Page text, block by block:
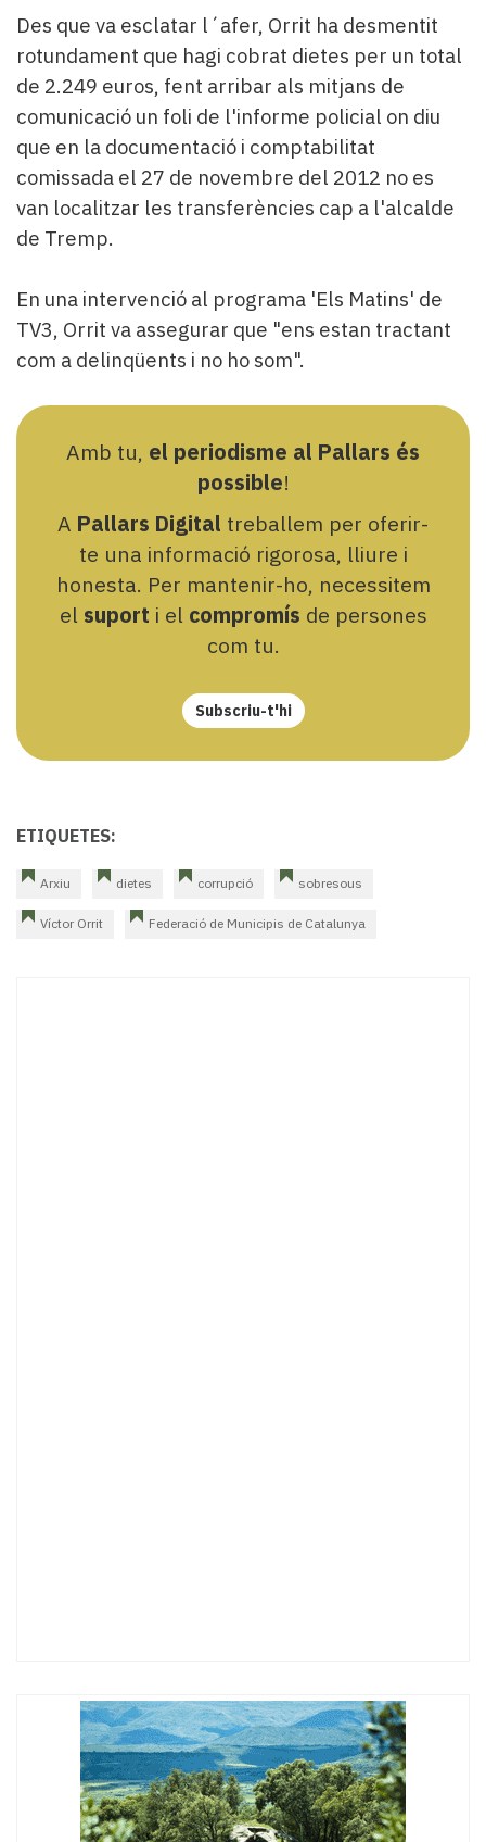
Contingut
patrocinat
Lo
més
llegit...
Editorial
Des que va esclatar l´afer, Orrit ha desmentit
rotundament que hagi cobrat dietes per un total
de 2.249 euros, fent arribar als mitjans de
comunicació un foli de l'informe policial on diu
que en la documentació i comptabilitat
comissada el 27 de novembre del 2012 no es
van localitzar les transferències cap a l'alcalde
de Tremp.
En una intervenció al programa 'Els Matins' de
TV3, Orrit va assegurar que "ens estan tractant
com a delinqüents i no ho som".
Amb tu, el periodisme al Pallars és
possible!
A Pallars Digital treballem per oferir-
te una informació rigorosa, lliure i
honesta. Per mantenir-ho, necessitem
el suport i el compromís de persones
com tu.
Subscriu-t'hi
ETIQUETES:
Arxiu dietes corrupció sobresous
Víctor Orrit Federació de Municipis de Catalunya